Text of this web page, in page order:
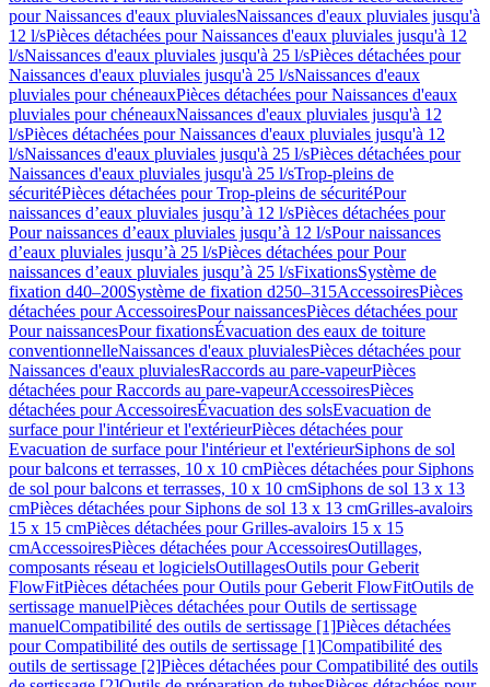
pour Naissances d'eaux pluvialesNaissances d'eaux pluviales jusqu'à
12 l/sPièces détachées pour Naissances d'eaux pluviales jusqu'à 12
l/sNaissances d'eaux pluviales jusqu'à 25 l/sPièces détachées pour
Naissances d'eaux pluviales jusqu'à 25 l/sNaissances d'eaux
pluviales pour chéneauxPièces détachées pour Naissances d'eaux
pluviales pour chéneauxNaissances d'eaux pluviales jusqu'à 12
l/sPièces détachées pour Naissances d'eaux pluviales jusqu'à 12
l/sNaissances d'eaux pluviales jusqu'à 25 l/sPièces détachées pour
Naissances d'eaux pluviales jusqu'à 25 l/sTrop-pleins de
sécuritéPièces détachées pour Trop-pleins de sécuritéPour
naissances d’eaux pluviales jusqu’à 12 l/sPièces détachées pour
Pour naissances d’eaux pluviales jusqu’à 12 l/sPour naissances
d’eaux pluviales jusqu’à 25 l/sPièces détachées pour Pour
naissances d’eaux pluviales jusqu’à 25 l/sFixationsSystème de
fixation d40–200Système de fixation d250–315AccessoiresPièces
détachées pour AccessoiresPour naissancesPièces détachées pour
Pour naissancesPour fixationsÉvacuation des eaux de toiture
conventionnelleNaissances d'eaux pluvialesPièces détachées pour
Naissances d'eaux pluvialesRaccords au pare-vapeurPièces
détachées pour Raccords au pare-vapeurAccessoiresPièces
détachées pour AccessoiresÉvacuation des solsEvacuation de
surface pour l'intérieur et l'extérieurPièces détachées pour
Evacuation de surface pour l'intérieur et l'extérieurSiphons de sol
pour balcons et terrasses, 10 x 10 cmPièces détachées pour Siphons
de sol pour balcons et terrasses, 10 x 10 cmSiphons de sol 13 x 13
cmPièces détachées pour Siphons de sol 13 x 13 cmGrilles-avaloirs
15 x 15 cmPièces détachées pour Grilles-avaloirs 15 x 15
cmAccessoiresPièces détachées pour AccessoiresOutillages,
composants réseau et logicielsOutillagesOutils pour Geberit
FlowFitPièces détachées pour Outils pour Geberit FlowFitOutils de
sertissage manuelPièces détachées pour Outils de sertissage
manuelCompatibilité des outils de sertissage [1]Pièces détachées
pour Compatibilité des outils de sertissage [1]Compatibilité des
outils de sertissage [2]Pièces détachées pour Compatibilité des outils